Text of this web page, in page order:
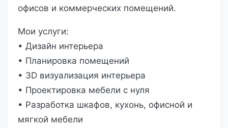
офисов и коммерческих помещений.
Мои услуги:
• Дизайн интерьера
• Планировка помещений
• 3D визуализация интерьера
• Проектировка мебели с нуля
• Разработка шкафов, кухонь, офисной и
мягкой мебели